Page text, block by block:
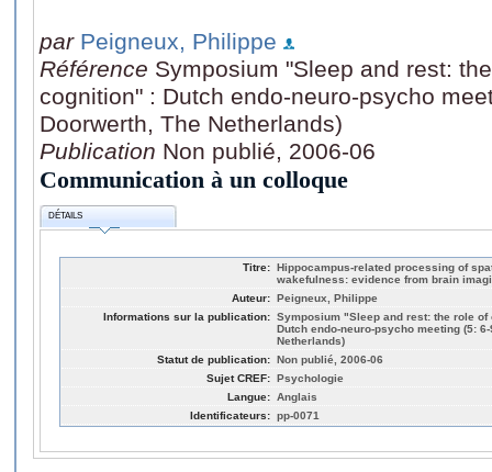
par Peigneux, Philippe
Référence Symposium "Sleep and rest:
cognition" : Dutch endo-neuro-psycho
Doorwerth, The Netherlands)
Publication Non publié, 2006-06
Communication à un colloque
DÉTAILS
Titre: Hippocampus-related processing of
wakefulness: evidence from brain
Auteur: Peigneux, Philippe
Informations sur la publication: Symposium "Sleep and rest: the role
Dutch endo-neuro-psycho meeting (5:
Netherlands)
Statut de publication: Non publié, 2006-06
Sujet CREF: Psychologie
Langue: Anglais
Identificateurs: pp-0071